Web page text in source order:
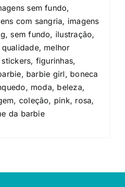
sem fundo,
com sangria, imagens
sem fundo, ilustração,
melhor
figurinhas,
barbie girl, boneca
moda, beleza,
coleção, pink, rosa,
da barbie